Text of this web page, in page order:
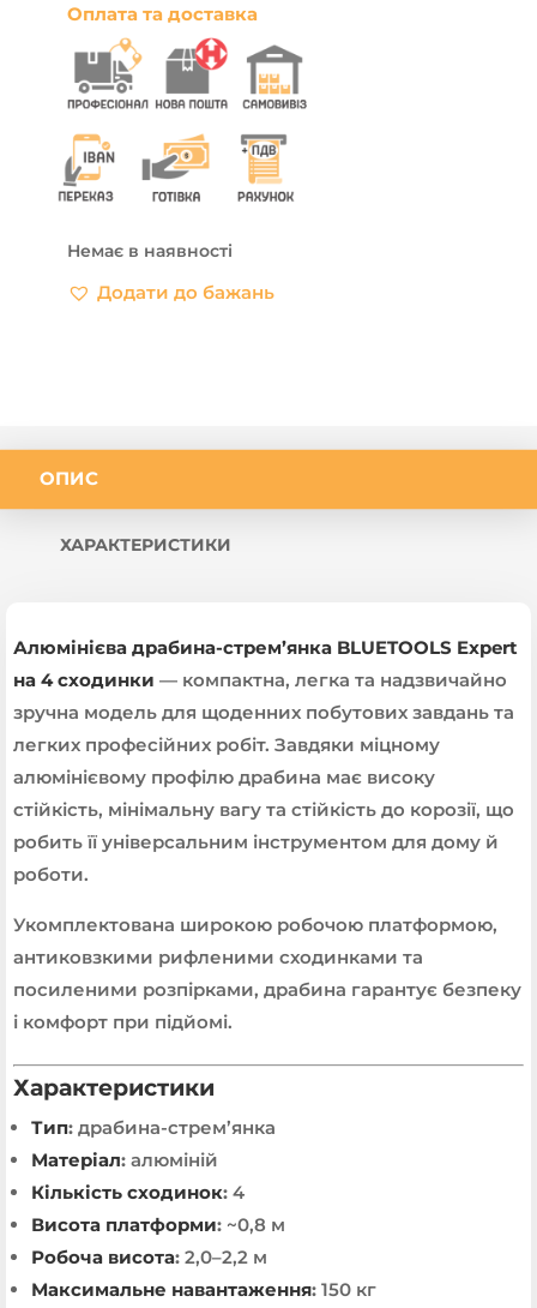
Оплата та доставка
Немає в наявності
Додати до бажань
ОПИС
ХАРАКТЕРИСТИКИ
Алюмінієва драбина-стрем’янка BLUETOOLS Expert
на 4 сходинки — компактна, легка та надзвичайно
зручна модель для щоденних побутових завдань та
легких професійних робіт. Завдяки міцному
алюмінієвому профілю драбина має високу
стійкість, мінімальну вагу та стійкість до корозії, що
робить її універсальним інструментом для дому й
роботи.
Укомплектована широкою робочою платформою,
антиковзкими рифленими сходинками та
посиленими розпірками, драбина гарантує безпеку
і комфорт при підйомі.
Характеристики
Тип: драбина-стрем’янка
Матеріал: алюміній
Кількість сходинок: 4
Висота платформи: ~0,8 м
Робоча висота: 2,0–2,2 м
Максимальне навантаження: 150 кг